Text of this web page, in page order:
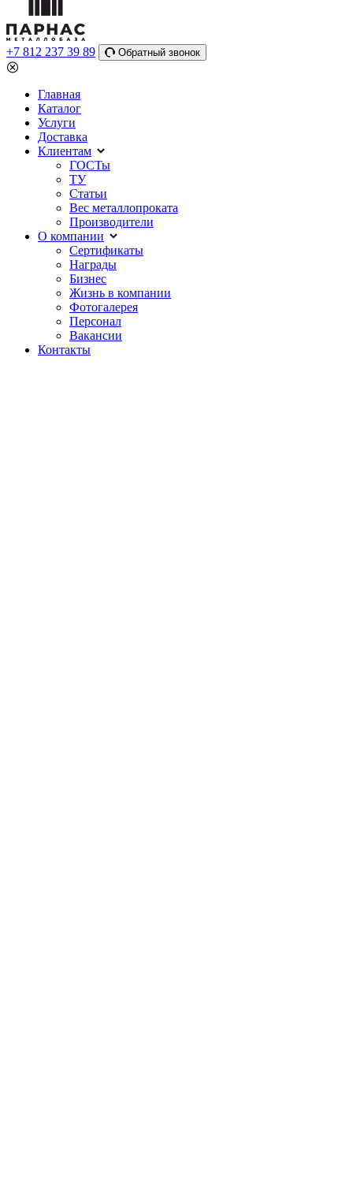
+7 812 237 39 89 Обратный звонок
Главная
Каталог
Услуги
Доставка
Клиентам
ГОСТы
ТУ
Статьи
Вес металлопроката
Производители
О компании
Сертификаты
Награды
Бизнес
Жизнь в компании
Фотогалерея
Персонал
Вакансии
Контакты